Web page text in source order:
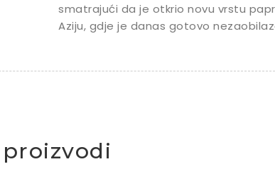
smatrajući da je otkrio novu vrstu
Aziju, gdje je danas gotovo